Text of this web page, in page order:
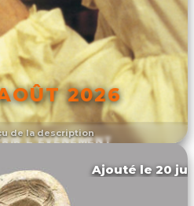
de la description
2026
L'ÉVÉNEMENT
Ajouté le 20